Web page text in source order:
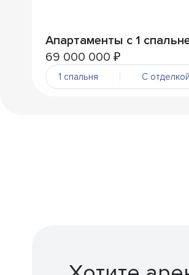
Апартаменты с 1
69 000 000 ₽
1 спальня С отделкой